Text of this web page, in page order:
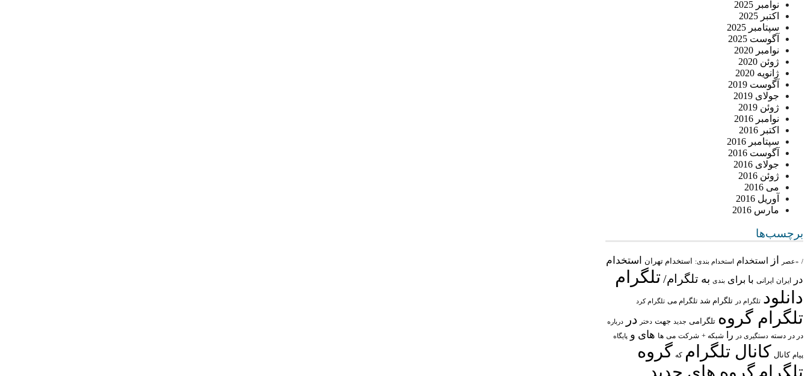
نوامبر 2025
اکتبر 2025
سپتامبر 2025
آگوست 2025
نوامبر 2020
ژوئن 2020
ژانویه 2020
آگوست 2019
جولای 2019
ژوئن 2019
نوامبر 2016
اکتبر 2016
سپتامبر 2016
آگوست 2016
جولای 2016
ژوئن 2016
می 2016
آوریل 2016
مارس 2016
برچسب‌ها
/ «عصر از استخدام استخدام بندی: استخدام تهران
استخدام
در
ایران ایرانی با برای بندی به تلگرام/ تلگرام
دانلود تلگرام در تلگرام شد تلگرام می تلگرام کرد
تلگرام گروه تلگرامی جدید جهت دختر در درباره
در در دسته دستگیری در را شبکه + شرکت می ها های و پایگاه
پیام کانال کانال تلگرام که گروه
تلگرام گروه های جدید